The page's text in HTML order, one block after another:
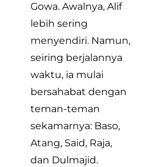
Gowa. Awalnya, Alif
lebih sering
menyendiri. Namun,
seiring berjalannya
waktu, ia mulai
bersahabat dengan
teman-teman
sekamarnya: Baso,
Atang, Said, Raja,
dan Dulmajid.